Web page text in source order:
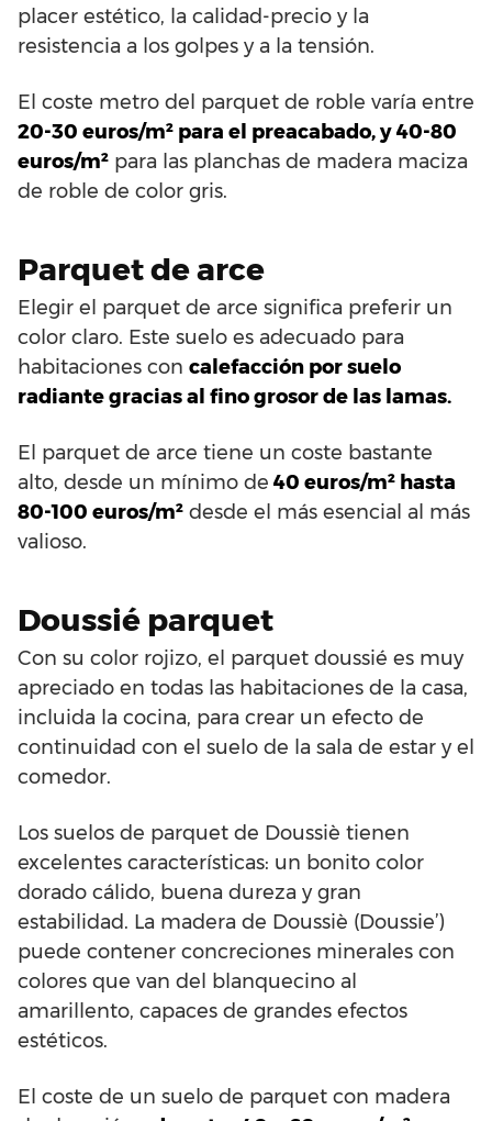
placer estético, la calidad-precio y la
resistencia a los golpes y a la tensión.
El coste metro del parquet de roble varía entre
20-30 euros/m² para el preacabado, y 40-80
euros/m² para las planchas de madera maciza
de roble de color gris.
Parquet de arce
Elegir el parquet de arce significa preferir un
color claro. Este suelo es adecuado para
habitaciones con calefacción por suelo
radiante gracias al fino grosor de las lamas.
El parquet de arce tiene un coste bastante
alto, desde un mínimo de 40 euros/m² hasta
80-100 euros/m² desde el más esencial al más
valioso.
Doussié parquet
Con su color rojizo, el parquet doussié es muy
apreciado en todas las habitaciones de la casa,
incluida la cocina, para crear un efecto de
continuidad con el suelo de la sala de estar y el
comedor.
Los suelos de parquet de Doussiè tienen
excelentes características: un bonito color
dorado cálido, buena dureza y gran
estabilidad. La madera de Doussiè (Doussie’)
puede contener concreciones minerales con
colores que van del blanquecino al
amarillento, capaces de grandes efectos
estéticos.
El coste de un suelo de parquet con madera